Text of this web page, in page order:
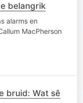
belangrik
alarms en
MacPherson
bruid: Wat sê